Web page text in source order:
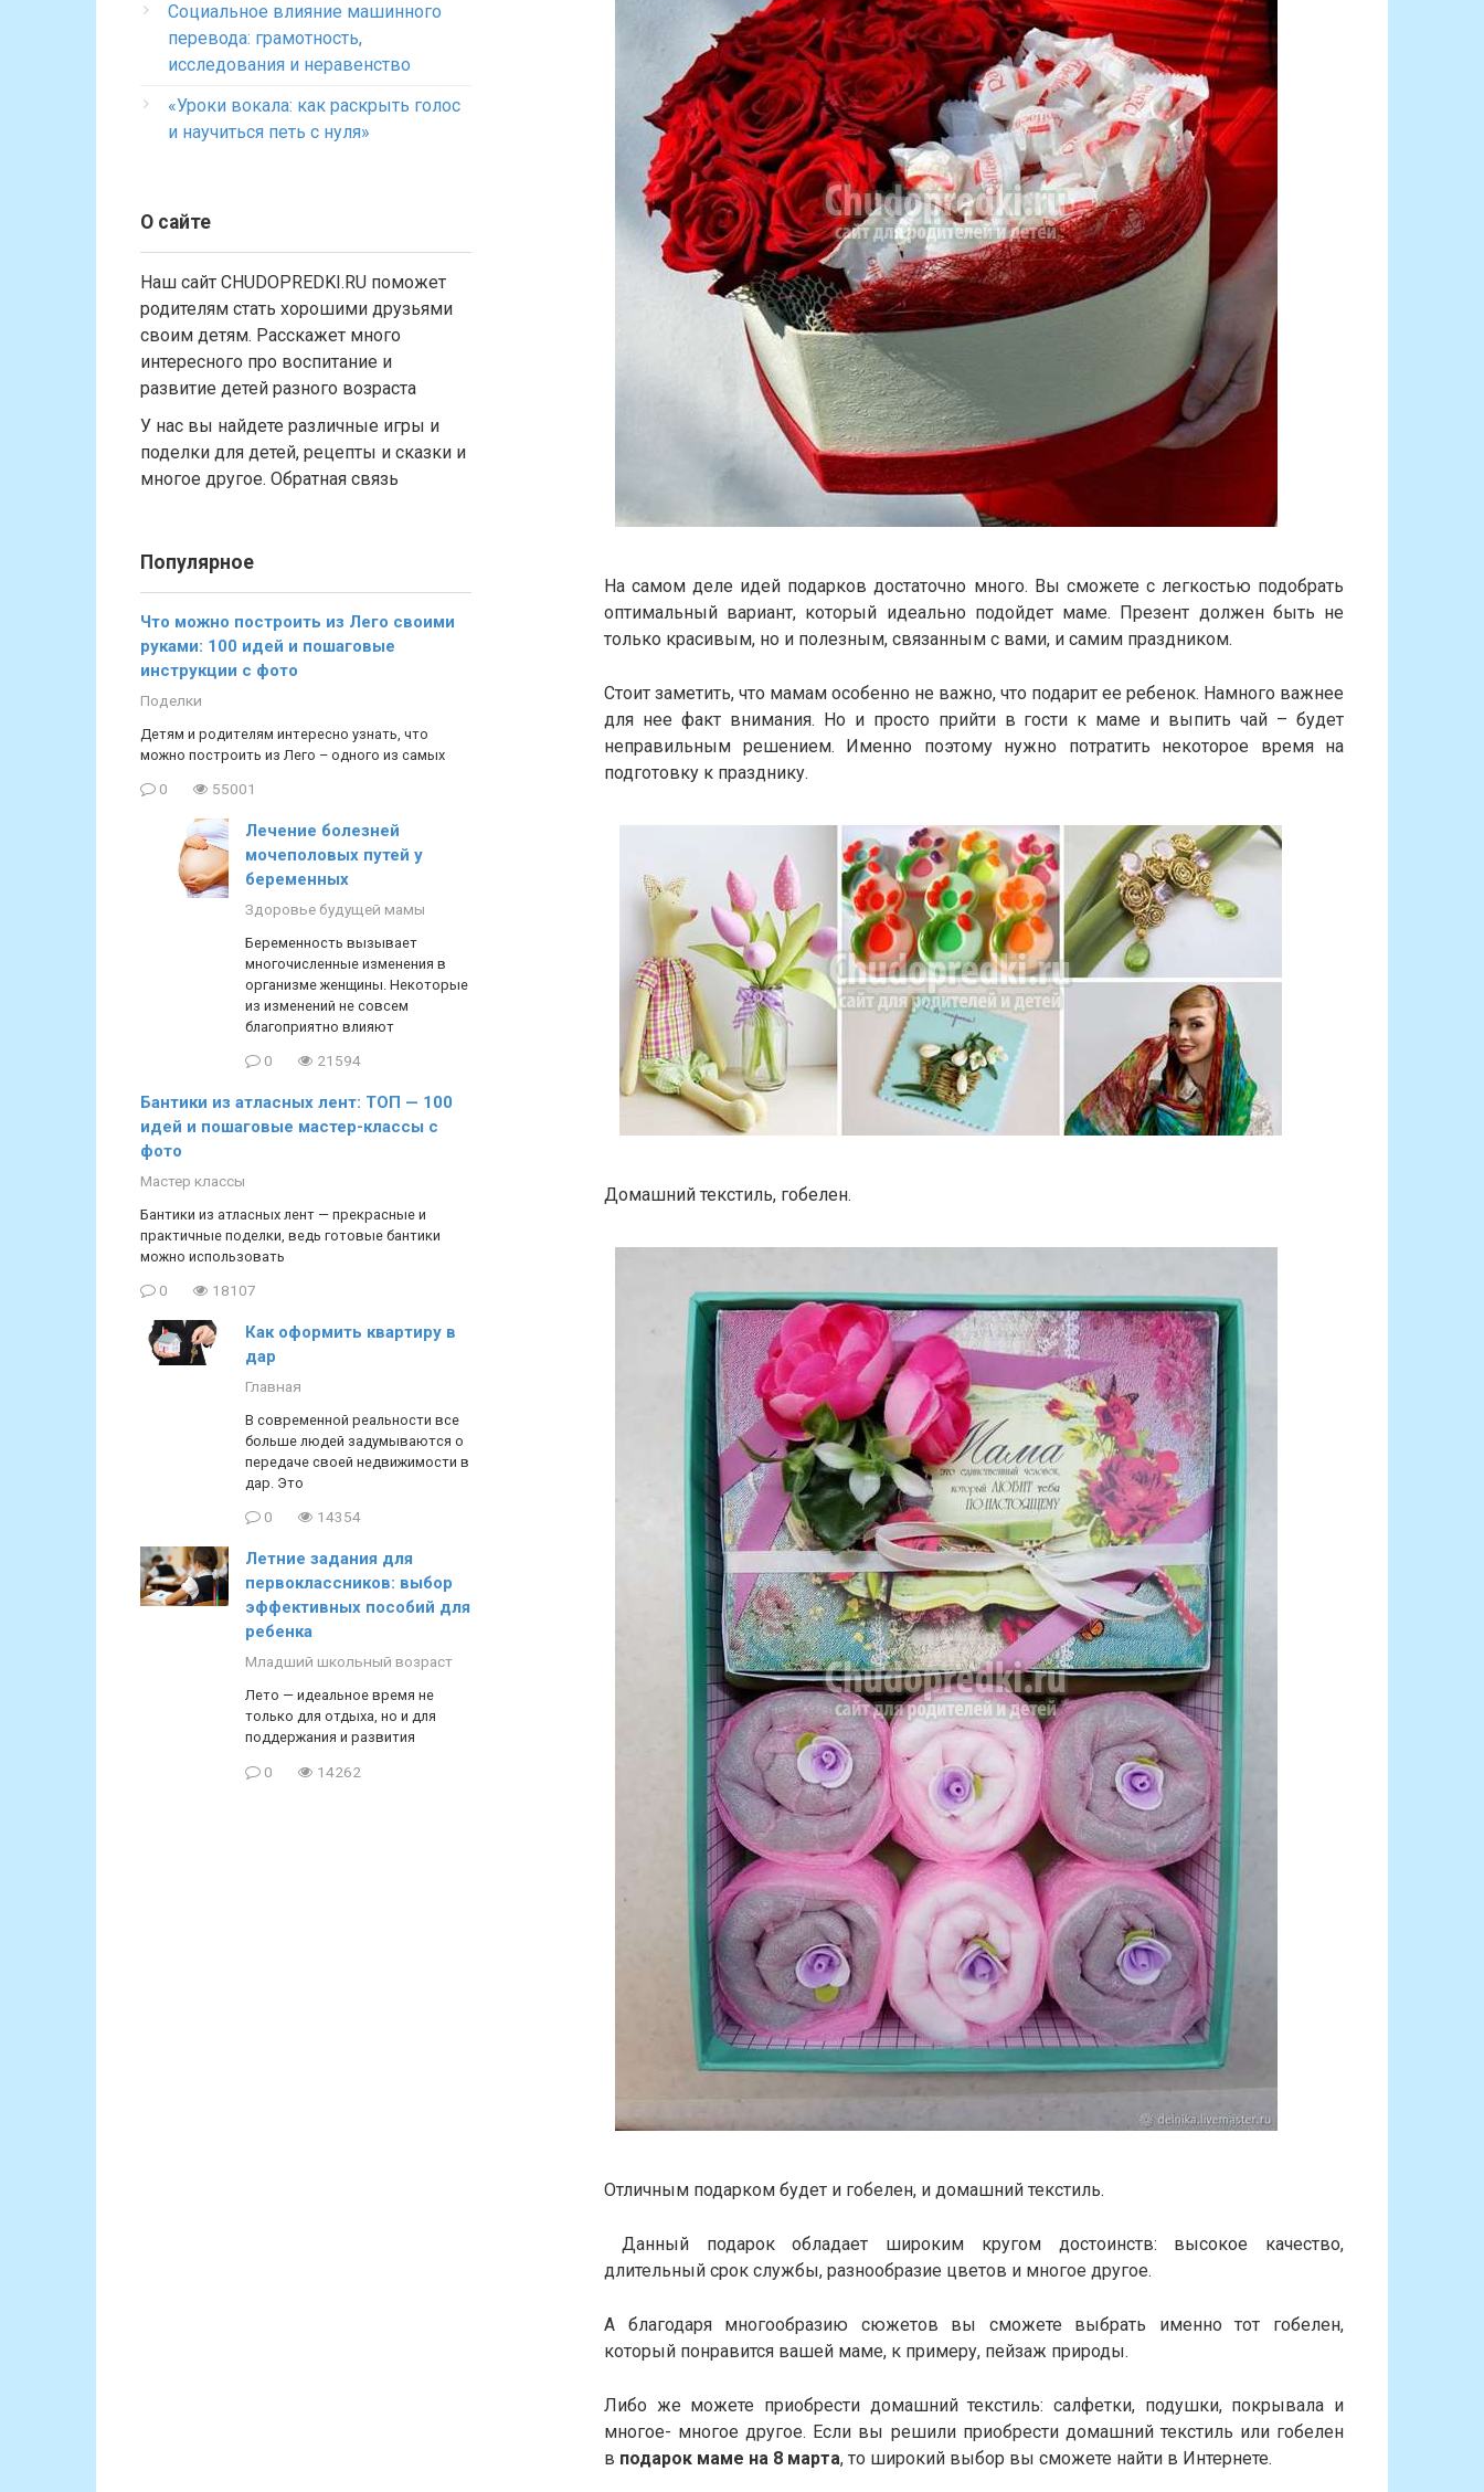
На самом деле идей подарков достаточно много. Вы сможете с легкостью подобрать
оптимальный вариант, который идеально подойдет маме. Презент должен быть не
только красивым, но и полезным, связанным с вами, и самим праздником.
Стоит заметить, что мамам особенно не важно, что подарит ее ребенок. Намного важнее
для нее факт внимания. Но и просто прийти в гости к маме и выпить чай – будет
неправильным решением. Именно поэтому нужно потратить некоторое время на
подготовку к празднику.
Домашний текстиль, гобелен.
Отличным подарком будет и гобелен, и домашний текстиль.
Данный подарок обладает широким кругом достоинств: высокое качество,
длительный срок службы, разнообразие цветов и многое другое.
А благодаря многообразию сюжетов вы сможете выбрать именно тот гобелен,
который понравится вашей маме, к примеру, пейзаж природы.
Либо же можете приобрести домашний текстиль: салфетки, подушки, покрывала и
многое- многое другое. Если вы решили приобрести домашний текстиль или гобелен
в подарок маме на 8 марта, то широкий выбор вы сможете найти в Интернете.
Социальное влияние машинного
перевода: грамотность,
исследования и неравенство
«Уроки вокала: как раскрыть голос
и научиться петь с нуля»
О сайте
Наш сайт CHUDOPREDKI.RU поможет
родителям стать хорошими друзьями
своим детям. Расскажет много
интересного про воспитание и
развитие детей разного возраста
У нас вы найдете различные игры и
поделки для детей, рецепты и сказки и
многое другое. Обратная связь
Популярное
Что можно построить из Лего своими
руками: 100 идей и пошаговые
инструкции с фото
Поделки
Детям и родителям интересно узнать, что
можно построить из Лего – одного из самых
0 55001
Лечение болезней
мочеполовых путей у
беременных
Здоровье будущей мамы
Беременность вызывает
многочисленные изменения в
организме женщины. Некоторые
из изменений не совсем
благоприятно влияют
0 21594
Бантики из атласных лент: ТОП — 100
идей и пошаговые мастер-классы с
фото
Мастер классы
Бантики из атласных лент — прекрасные и
практичные поделки, ведь готовые бантики
можно использовать
0 18107
Как оформить квартиру в
дар
Главная
В современной реальности все
больше людей задумываются о
передаче своей недвижимости в
дар. Это
0 14354
Летние задания для
первоклассников: выбор
эффективных пособий для
ребенка
Младший школьный возраст
Лето — идеальное время не
только для отдыха, но и для
поддержания и развития
0 14262